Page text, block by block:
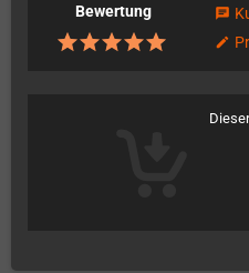
Bewertung chat
edit